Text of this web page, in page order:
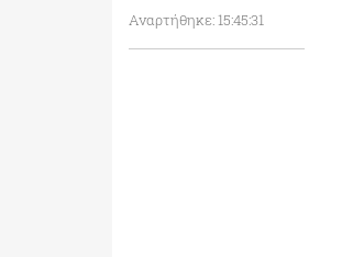
Αναρτήθηκε: 15:45:31